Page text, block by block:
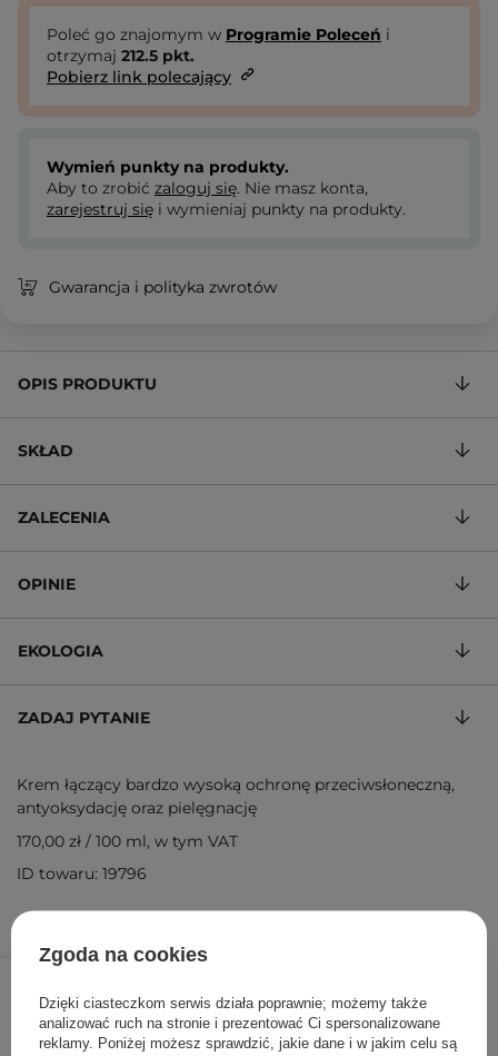
85,00 zł
DODAJ DO KOSZYKA
Poleć go znajomym w Programie Poleceń i
otrzymaj 212.5 pkt.
Pobierz link polecający
Wymień punkty na produkty.
Aby to zrobić zaloguj się. Nie masz konta,
zarejestruj się i wymieniaj punkty na produkty.
Gwarancja i polityka zwrotów
OPIS PRODUKTU
SKŁAD
ZALECENIA
OPINIE
EKOLOGIA
ZADAJ PYTANIE
Krem łączący bardzo wysoką ochronę przeciwsłoneczną,
antyoksydację oraz pielęgnację
170,00 zł / 100 ml, w tym VAT
ID towaru: 19796
Zgoda na cookies
Dzięki ciasteczkom serwis działa poprawnie; możemy także
analizować ruch na stronie i prezentować Ci spersonalizowane
reklamy. Poniżej możesz sprawdzić, jakie dane i w jakim celu są